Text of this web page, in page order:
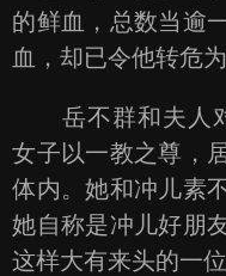
的鲜血，总数当逾
血，却已令他转危为
岳不群和夫人对
女子以一教之尊，
体内。她和冲儿素
她自称是冲儿好朋
这样大有来头的一